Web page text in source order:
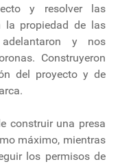
y resolver las
la propiedad de las
y nos
Construyeron
del proyecto y de
construir una presa
máximo, mientras
los permisos de